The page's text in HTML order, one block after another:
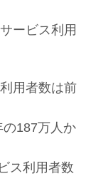
ービス利用
用者数は前
187万人か
ス利用者数